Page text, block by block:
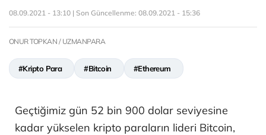
08.09.2021 - 13:10 | Son Güncellenme: 08.09.2021 - 15:36
ONUR TOPKAN / UZMANPARA
#Kripto Para #Bitcoin #Ethereum
Geçtiğimiz gün 52 bin 900 dolar seviyesine
kadar yükselen kripto paraların lideri Bitcoin,